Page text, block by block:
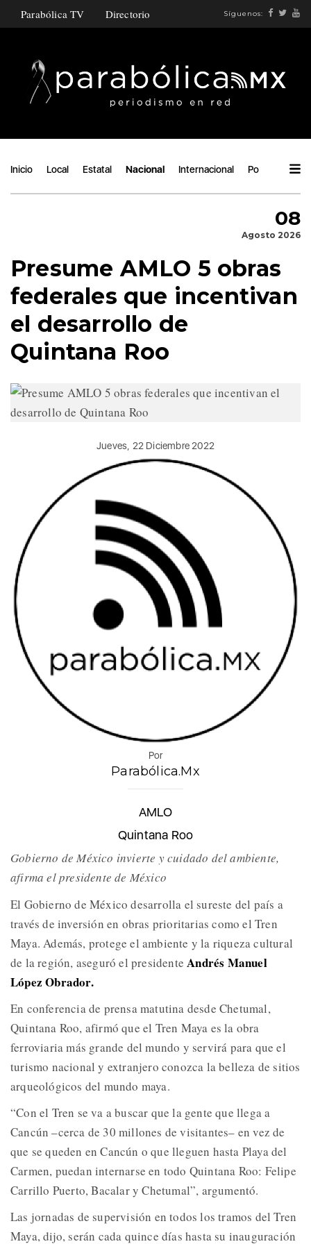
Parabólica TV Directorio Síguenos:
Inicio Local Estatal Nacional Internacional Política
08
Agosto 2026
Presume AMLO 5 obras
federales que incentivan
el desarrollo de
Quintana Roo
Jueves, 22 Diciembre 2022
Por
Parabólica.Mx
AMLO
Quintana Roo
Gobierno de México invierte y cuidado del ambiente,
afirma el presidente de México
El Gobierno de México desarrolla el sureste del país a
través de inversión en obras prioritarias como el Tren
Maya. Además, protege el ambiente y la riqueza cultural
de la región, aseguró el presidenteAndrés Manuel
López Obrador.
En conferencia de prensa matutina desde Chetumal,
Quintana Roo, afirmó que el Tren Maya es la obra
ferroviaria más grande del mundo y servirá para que el
turismo nacional y extranjero conozca la belleza de sitios
arqueológicos del mundo maya.
“Con el Tren se va a buscar que la gente que llega a
Cancún –cerca de 30 millones de visitantes– en vez de
que se queden en Cancún o que lleguen hasta Playa del
Carmen, puedan internarse en todo Quintana Roo: Felipe
Carrillo Puerto, Bacalar y Chetumal”, argumentó.
Las jornadas de supervisión en todos los tramos del Tren
Maya, dijo, serán cada quince días hasta su inauguración